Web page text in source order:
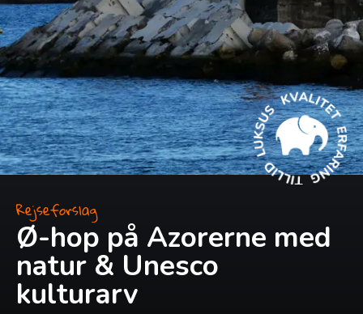
Rejseforslag
Ø-hop på Azorerne med
natur & Unesco
kulturarv